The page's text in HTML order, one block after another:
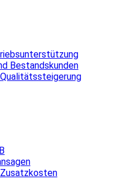
Bestandskunden